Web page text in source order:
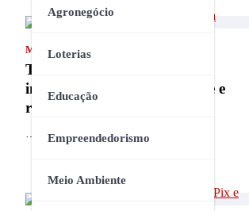
Agronegócio
Loterias
Educação
Empreendedorismo
Meio Ambiente
MUNDO
Trump acusa China de
interferência eleitoral: análise e
repercussões